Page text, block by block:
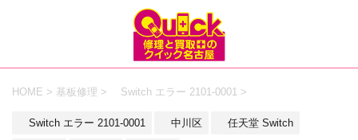
HOME > 基板修理 > Switch エラー 2101-0001 >
Switch エラー 2101-0001 中川区 任天堂 Switch